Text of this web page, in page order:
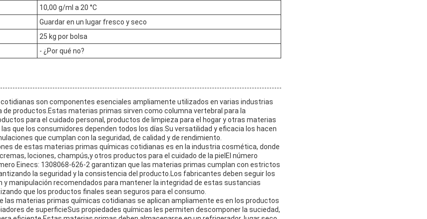
10,00 g/ml a 20 °C
Guardar en un lugar fresco y seco
25 kg por bolsa
- ¿Por qué no?
son componentes esenciales ampliamente utilizados en varias industrias
de productos.Estas materias primas sirven como columna vertebral para la
para el cuidado personal, productos de limpieza para el hogar y otras materias
que los consumidores dependen todos los días.Su versatilidad y eficacia los hacen
que cumplan con la seguridad, de calidad y de rendimiento.
de estas materias primas químicas cotidianas es en la industria cosmética, donde
lociones, champús,y otros productos para el cuidado de la pielEl número
Einecs: 1308068-626-2 garantizan que las materias primas cumplan con estrictos
la seguridad y la consistencia del producto.Los fabricantes deben seguir los
manipulación recomendados para mantener la integridad de estas sustancias
que los productos finales sean seguros para el consumo.
las materias primas químicas cotidianas se aplican ampliamente es en los productos
de superficieSus propiedades químicas les permiten descomponer la suciedad,